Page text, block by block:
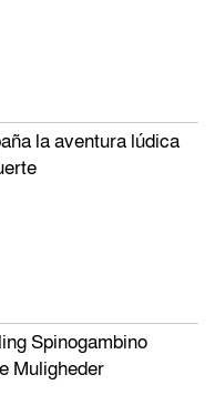
la aventura lúdica
Spinogambino
Muligheder